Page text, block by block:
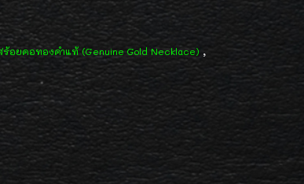
ร้อยคอทองคำแท้ (Genuine Gold Necklace) ,